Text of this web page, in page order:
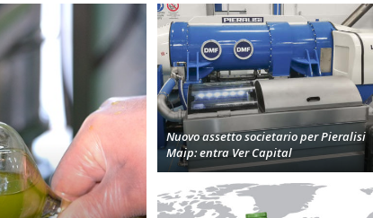
Nuovo assetto societario per Pieralisi
Maip: entra Ver Capital